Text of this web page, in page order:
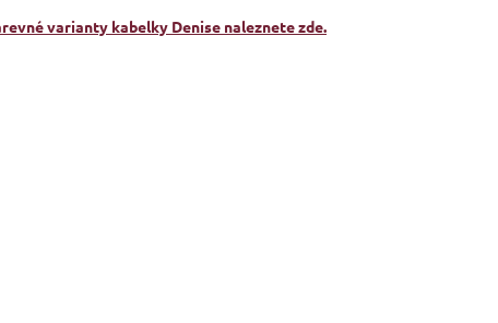
varianty kabelky Denise naleznete zde.